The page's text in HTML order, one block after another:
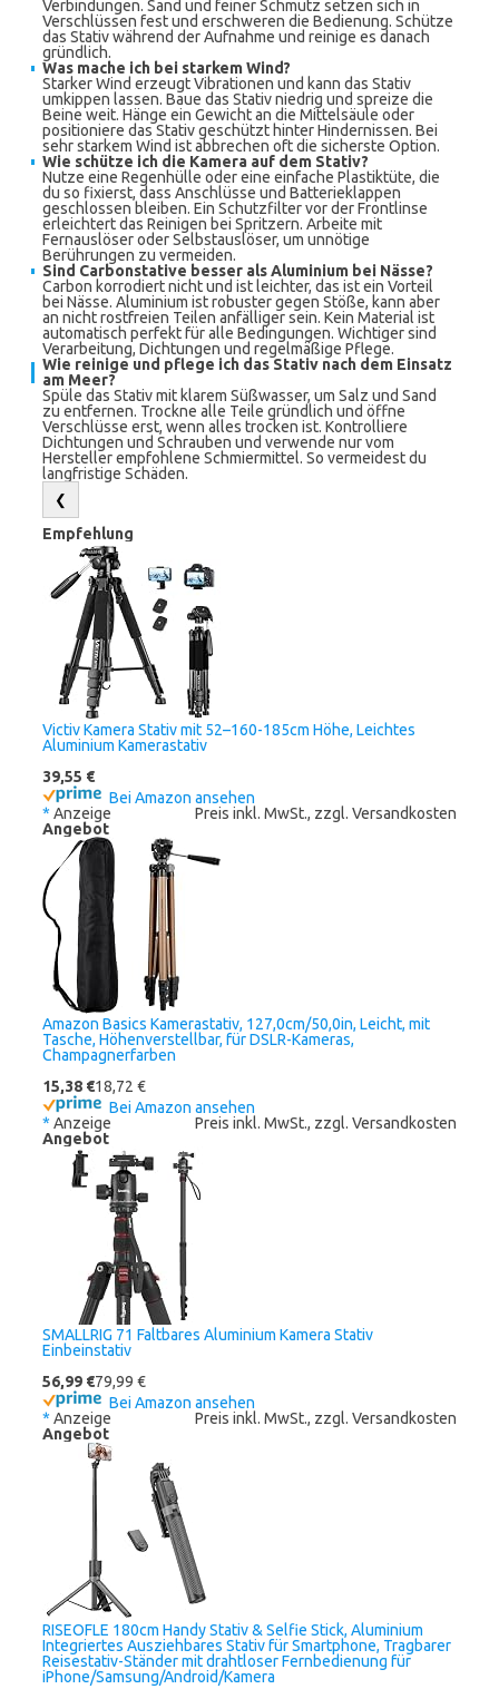
Verbindungen. Sand und feiner Schmutz setzen sich in
Verschlüssen fest und erschweren die Bedienung. Schütze
das Stativ während der Aufnahme und reinige es danach
gründlich.
Was mache ich bei starkem Wind?
Starker Wind erzeugt Vibrationen und kann das Stativ
umkippen lassen. Baue das Stativ niedrig und spreize die
Beine weit. Hänge ein Gewicht an die Mittelsäule oder
positioniere das Stativ geschützt hinter Hindernissen. Bei
sehr starkem Wind ist abbrechen oft die sicherste Option.
Wie schütze ich die Kamera auf dem Stativ?
Nutze eine Regenhülle oder eine einfache Plastiktüte, die
du so fixierst, dass Anschlüsse und Batterieklappen
geschlossen bleiben. Ein Schutzfilter vor der Frontlinse
erleichtert das Reinigen bei Spritzern. Arbeite mit
Fernauslöser oder Selbstauslöser, um unnötige
Berührungen zu vermeiden.
Sind Carbonstative besser als Aluminium bei Nässe?
Carbon korrodiert nicht und ist leichter, das ist ein Vorteil
bei Nässe. Aluminium ist robuster gegen Stöße, kann aber
an nicht rostfreien Teilen anfälliger sein. Kein Material ist
automatisch perfekt für alle Bedingungen. Wichtiger sind
Verarbeitung, Dichtungen und regelmäßige Pflege.
Wie reinige und pflege ich das Stativ nach dem Einsatz
am Meer?
Spüle das Stativ mit klarem Süßwasser, um Salz und Sand
zu entfernen. Trockne alle Teile gründlich und öffne
Verschlüsse erst, wenn alles trocken ist. Kontrolliere
Dichtungen und Schrauben und verwende nur vom
Hersteller empfohlene Schmiermittel. So vermeidest du
langfristige Schäden.
❮
Empfehlung
Victiv Kamera Stativ mit 52–160-185cm Höhe, Leichtes
Aluminium Kamerastativ
39,55 €
Bei Amazon ansehen
* Anzeige
Preis inkl. MwSt., zzgl. Versandkosten
Angebot
Amazon Basics Kamerastativ, 127,0cm/50,0in, Leicht, mit
Tasche, Höhenverstellbar, für DSLR-Kameras,
Champagnerfarben
15,38 €18,72 €
Bei Amazon ansehen
* Anzeige
Preis inkl. MwSt., zzgl. Versandkosten
Angebot
SMALLRIG 71 Faltbares Aluminium Kamera Stativ
Einbeinstativ
56,99 €79,99 €
Bei Amazon ansehen
* Anzeige
Preis inkl. MwSt., zzgl. Versandkosten
Angebot
RISEOFLE 180cm Handy Stativ & Selfie Stick, Aluminium
Integriertes Ausziehbares Stativ für Smartphone, Tragbarer
Reisestativ-Ständer mit drahtloser Fernbedienung für
iPhone/Samsung/Android/Kamera